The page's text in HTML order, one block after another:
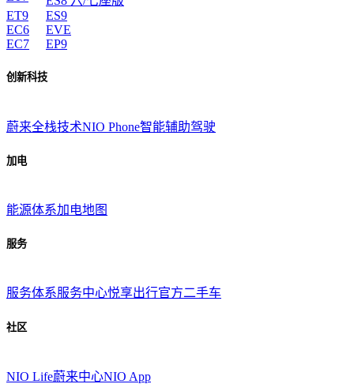
ET9
EC6
EC7
ES9
EVE
EP9
创新科技
蔚来全栈技术NIO Phone智能辅助驾驶
加电
能源体系加电地图
服务
服务体系服务中心悦享出行官方二手车
社区
NIO Life蔚来中心NIO App